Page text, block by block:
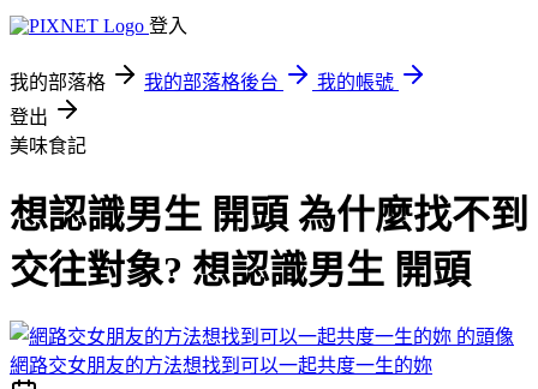
登入
我的部落格 我的部落格後台
我的帳號
登出
美味食記
想認識男生 開頭 為什麼找不到
交往對象? 想認識男生 開頭
網路交女朋友的方法想找到可以一起共度一生的妳